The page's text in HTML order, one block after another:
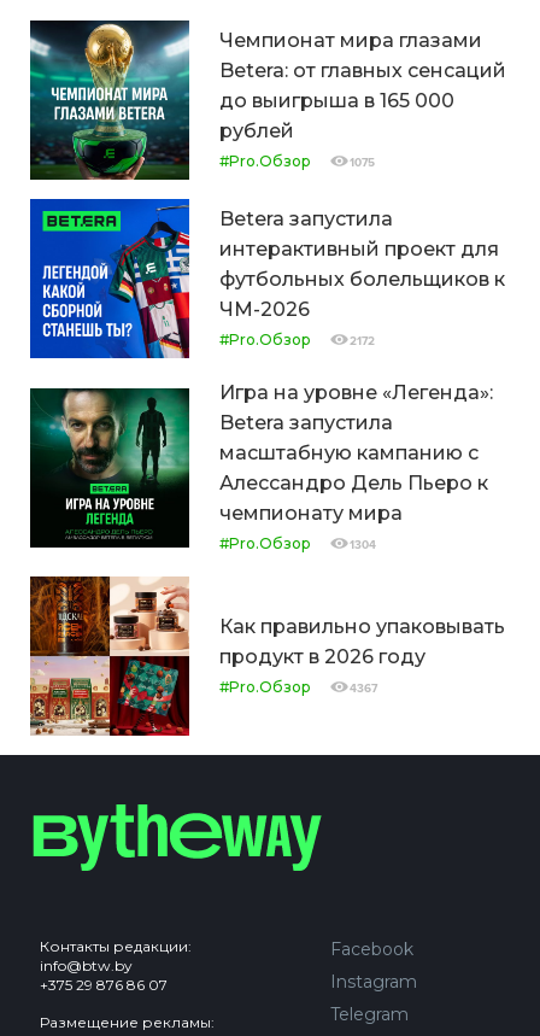
Чемпионат мира глазами
Betera: от главных сенсаций
до выигрыша в 165 000
рублей
#Pro.Обзор 1075
Betera запустила
интерактивный проект для
футбольных болельщиков к
ЧМ-2026
#Pro.Обзор 2172
Игра на уровне «Легенда»:
Betera запустила
масштабную кампанию с
Алессандро Дель Пьеро к
чемпионату мира
#Pro.Обзор 1304
Как правильно упаковывать
продукт в 2026 году
#Pro.Обзор 4367
Контакты редакции:
info@btw.by
+375 29 876 86 07
Размещение рекламы:
Facebook
Instagram
Telegram